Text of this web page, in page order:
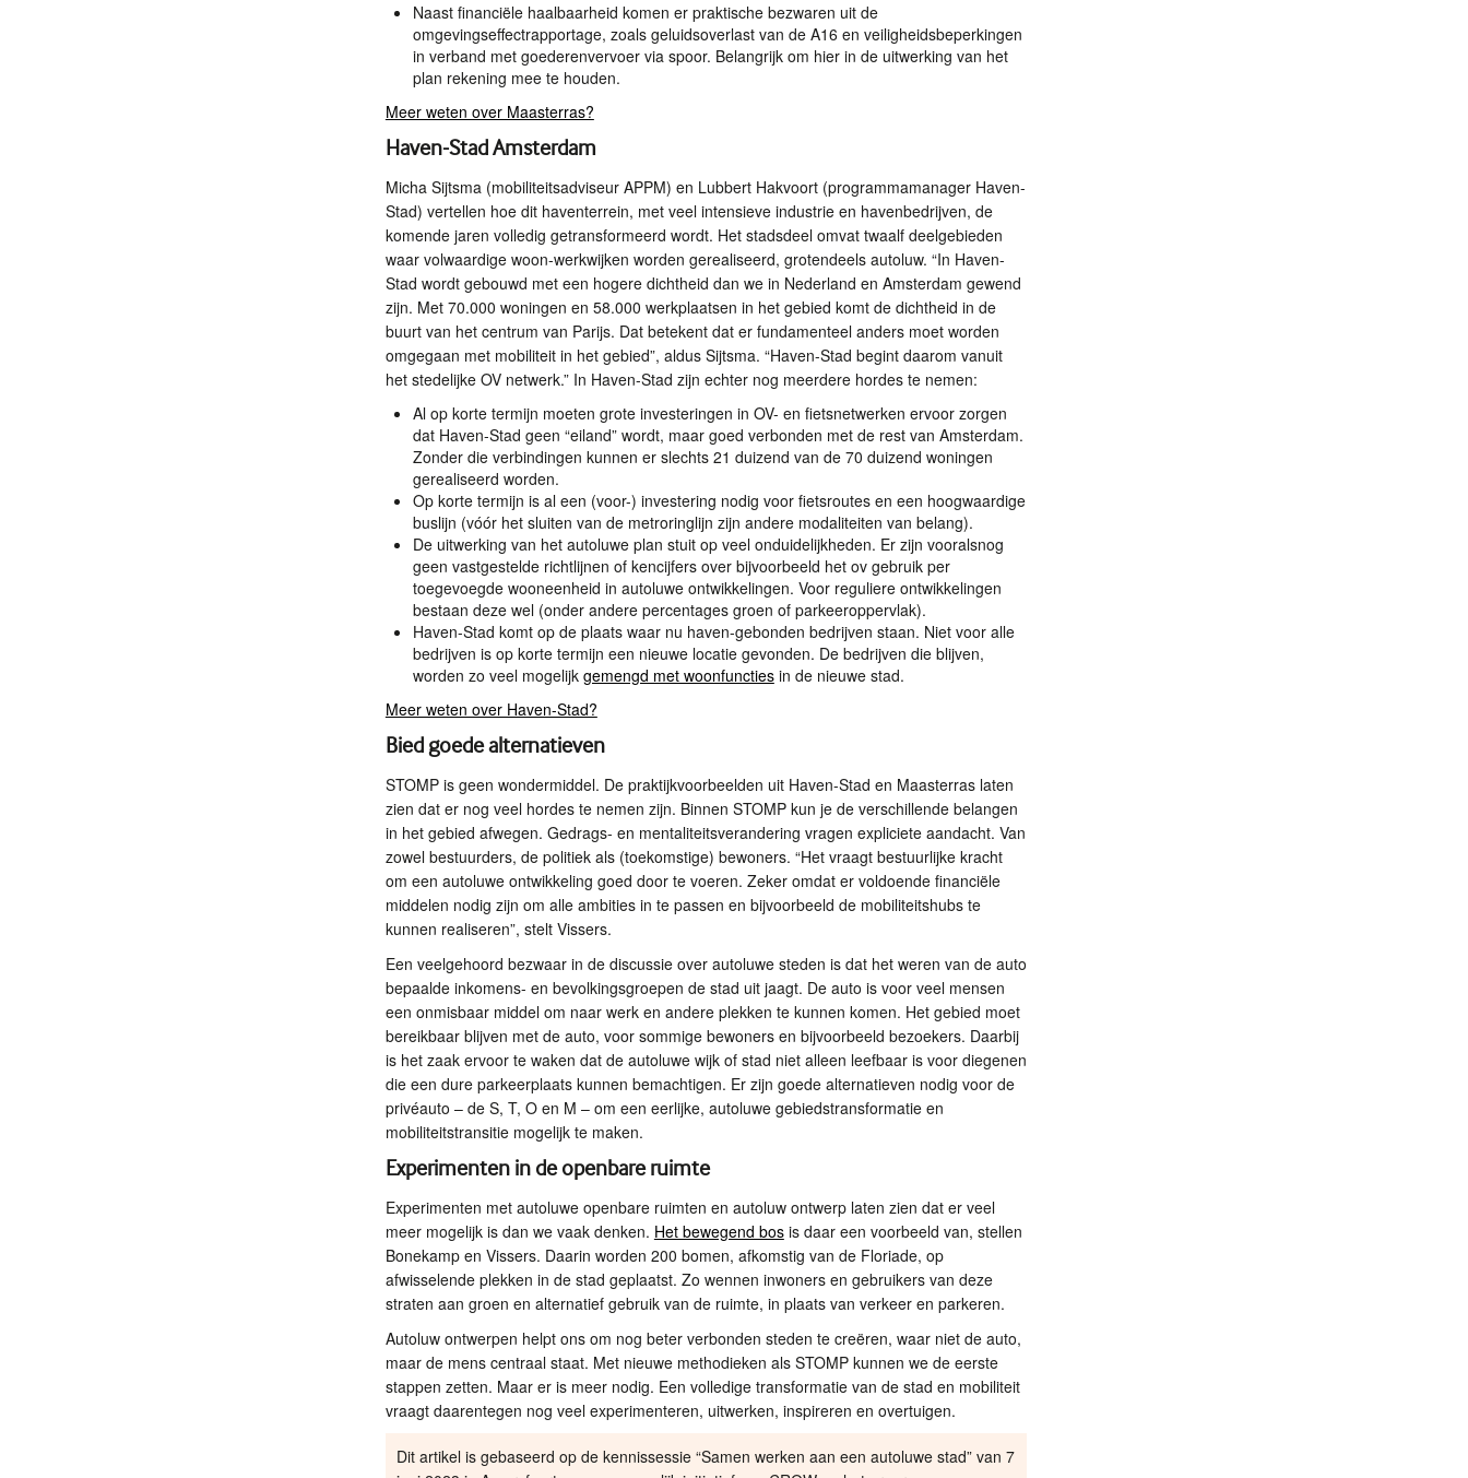
Naast financiële haalbaarheid komen er praktische bezwaren uit de
omgevingseffectrapportage, zoals geluidsoverlast van de A16 en veiligheidsbeperkingen
in verband met goederenvervoer via spoor. Belangrijk om hier in de uitwerking van het
plan rekening mee te houden.
Meer weten over Maasterras?
Haven-Stad Amsterdam
Micha Sijtsma (mobiliteitsadviseur APPM) en Lubbert Hakvoort (programmamanager Haven-
Stad) vertellen hoe dit haventerrein, met veel intensieve industrie en havenbedrijven, de
komende jaren volledig getransformeerd wordt. Het stadsdeel omvat twaalf deelgebieden
waar volwaardige woon-werkwijken worden gerealiseerd, grotendeels autoluw. “In Haven-
Stad wordt gebouwd met een hogere dichtheid dan we in Nederland en Amsterdam gewend
zijn. Met 70.000 woningen en 58.000 werkplaatsen in het gebied komt de dichtheid in de
buurt van het centrum van Parijs. Dat betekent dat er fundamenteel anders moet worden
omgegaan met mobiliteit in het gebied”, aldus Sijtsma. “Haven-Stad begint daarom vanuit
het stedelijke OV netwerk.” In Haven-Stad zijn echter nog meerdere hordes te nemen:
Al op korte termijn moeten grote investeringen in OV- en fietsnetwerken ervoor zorgen
dat Haven-Stad geen “eiland” wordt, maar goed verbonden met de rest van Amsterdam.
Zonder die verbindingen kunnen er slechts 21 duizend van de 70 duizend woningen
gerealiseerd worden.
Op korte termijn is al een (voor-) investering nodig voor fietsroutes en een hoogwaardige
buslijn (vóór het sluiten van de metroringlijn zijn andere modaliteiten van belang).
De uitwerking van het autoluwe plan stuit op veel onduidelijkheden. Er zijn vooralsnog
geen vastgestelde richtlijnen of kencijfers over bijvoorbeeld het ov gebruik per
toegevoegde wooneenheid in autoluwe ontwikkelingen. Voor reguliere ontwikkelingen
bestaan deze wel (onder andere percentages groen of parkeeroppervlak).
Haven-Stad komt op de plaats waar nu haven-gebonden bedrijven staan. Niet voor alle
bedrijven is op korte termijn een nieuwe locatie gevonden. De bedrijven die blijven,
worden zo veel mogelijk gemengd met woonfunctiesin de nieuwe stad.
Meer weten over Haven-Stad?
Bied goede alternatieven
STOMPis geen wondermiddel. De praktijkvoorbeelden uit Haven-Stad en Maasterras laten
zien dat er nog veel hordes te nemen zijn. Binnen STOMPkun je de verschillende belangen
in het gebied afwegen. Gedrags- en mentaliteitsverandering vragen expliciete aandacht. Van
zowel bestuurders, de politiek als (toekomstige) bewoners. “Het vraagt bestuurlijke kracht
om een autoluwe ontwikkeling goed door te voeren. Zeker omdat er voldoende financiële
middelen nodig zijn om alle ambities in te passen en bijvoorbeeld de mobiliteitshubs te
kunnen realiseren”, stelt Vissers.
Een veelgehoord bezwaar in de discussie over autoluwe steden is dat het weren van de auto
bepaalde inkomens- en bevolkingsgroepen de stad uit jaagt. De auto is voor veel mensen
een onmisbaar middel om naar werk en andere plekken te kunnen komen. Het gebied moet
bereikbaar blijven met de auto, voor sommige bewoners en bijvoorbeeld bezoekers. Daarbij
is het zaak ervoor te waken dat de autoluwe wijk of stad niet alleen leefbaar is voor diegenen
die een dure parkeerplaats kunnen bemachtigen. Er zijn goede alternatieven nodig voor de
privéauto – de S, T, O en M – om een eerlijke, autoluwe gebiedstransformatie en
mobiliteitstransitie mogelijk te maken.
Experimenten in de openbare ruimte
Experimenten met autoluwe openbare ruimten en autoluw ontwerp laten zien dat er veel
meer mogelijk is dan we vaak denken. Het bewegend bosis daar een voorbeeld van, stellen
Bonekamp en Vissers. Daarin worden 200 bomen, afkomstig van de Floriade, op
afwisselende plekken in de stad geplaatst. Zo wennen inwoners en gebruikers van deze
straten aan groen en alternatief gebruik van de ruimte, in plaats van verkeer en parkeren.
Autoluw ontwerpen helpt ons om nog beter verbonden steden te creëren, waar niet de auto,
maar de mens centraal staat. Met nieuwe methodieken als STOMPkunnen we de eerste
stappen zetten. Maar er is meer nodig. Een volledige transformatie van de stad en mobiliteit
vraagt daarentegen nog veel experimenteren, uitwerken, inspireren en overtuigen.
Dit artikel is gebaseerd op de kennissessie “Samen werken aan een autoluwe stad” van 7